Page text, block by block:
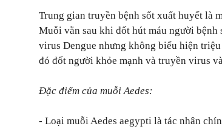
Trung gian truyền bệnh sốt xuất huyết là
Muỗi vằn sau khi đốt hút máu người bệnh
virus Dengue nhưng không biểu hiện
đó đốt người khỏe mạnh và truyền virus
Đặc điểm của muỗi Aedes:
- Loại muỗi Aedes aegypti là tác nhân